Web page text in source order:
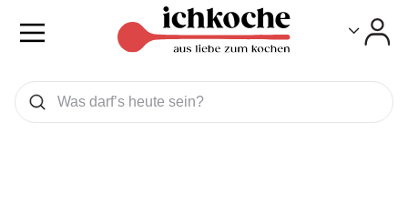
Was wollen Sie suchen
Suchen